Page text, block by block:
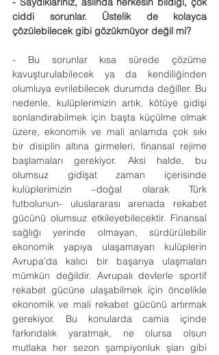
ciddi sorunlar. Üstelik de kolayca
çözülebilecek gibi gözükmüyor değil mi?
- Bu sorunlar kısa sürede çözüme
kavuşturulabilecek ya da kendiliğinden
olumluya evrilebilecek durumda değiller. Bu
nedenle, kulüplerimizin artık, kötüye gidişi
sonlandırabilmek için başta küçülme olmak
üzere, ekonomik ve mali anlamda çok sıkı
bir disiplin altına girmeleri, finansal rejime
başlamaları gerekiyor. Aksi halde, bu
olumsuz gidişat zaman içerisinde
kulüplerimizin –doğal olarak Türk
futbolunun- uluslararası arenada rekabet
gücünü olumsuz etkileyebilecektir. Finansal
sağlığı yerinde olmayan, sürdürülebilir
ekonomik yapıya ulaşamayan kulüplerin
Avrupa’da kalıcı bir başarıya ulaşmaları
mümkün değildir. Avrupalı devlerle sportif
rekabet gücüne ulaşabilmek için öncelikle
ekonomik ve mali rekabet gücünü artırmak
gerekiyor. Bu konularda camia içinde
farkındalık yaratmak, ne olursa olsun
mutlaka her sezon şampiyonluk şiarı gibi